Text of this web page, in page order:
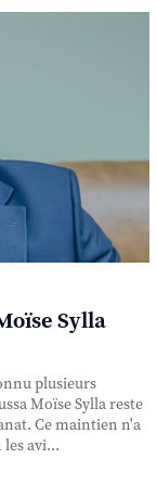
Sylla
plusieurs
Moïse Sylla reste
Ce maintien n'a
avi...